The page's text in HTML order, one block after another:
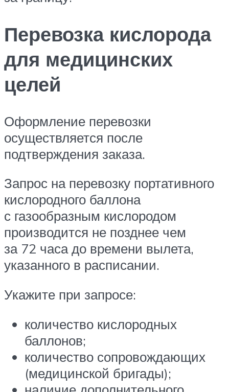
Перевозка кислорода
для медицинских
целей
Оформление перевозки
осуществляется после
подтверждения заказа.
Запрос на перевозку портативного
кислородного баллона
с газообразным кислородом
производится не позднее чем
за 72 часа до времени вылета,
указанного в расписании.
Укажите при запросе:
количество кислородных
баллонов;
количество сопровождающих
(медицинской бригады);